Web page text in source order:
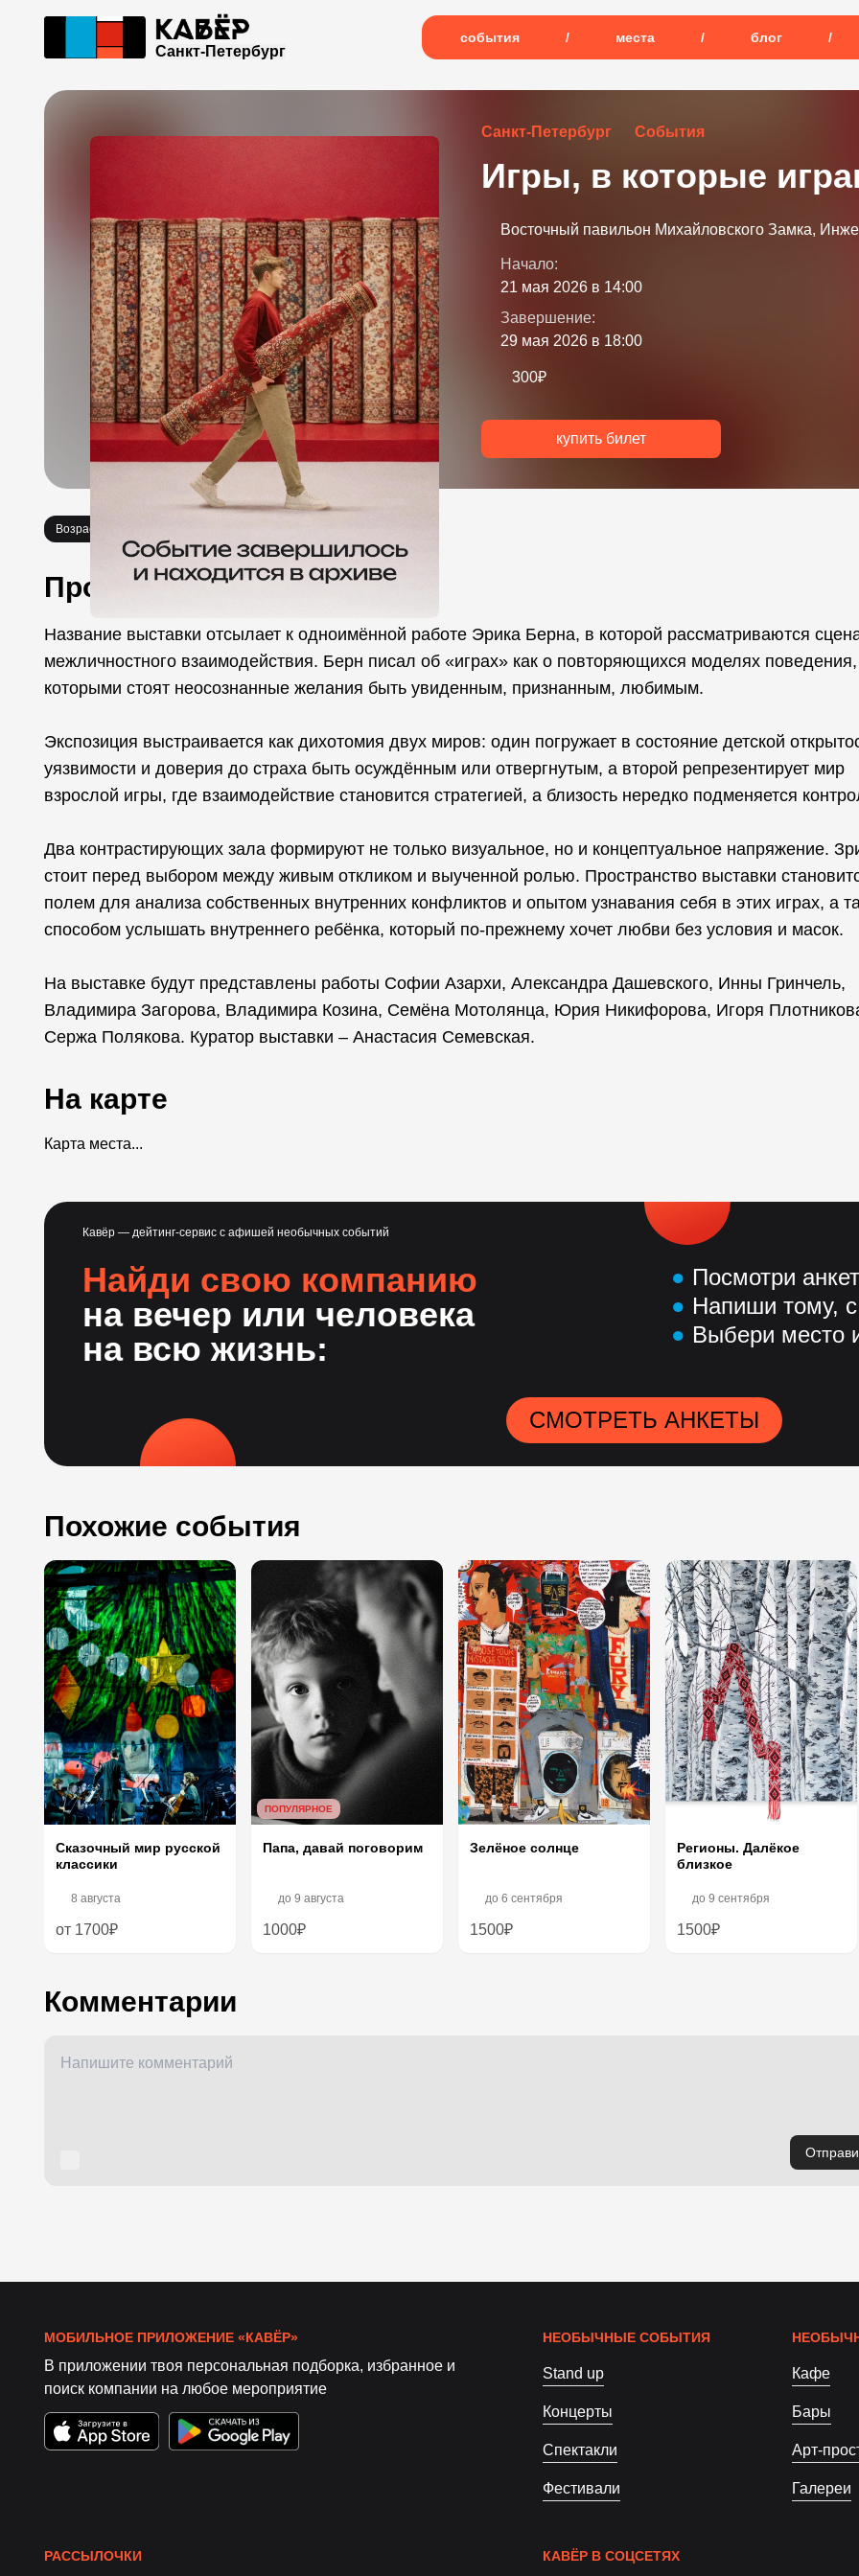
Санкт-Петербург
события / места / блог /
Санкт-Петербург События
Игры, в которые
купить билет
Восточный павильон Михайловского Замка,
Начало:
21 мая 2026 в 14:00
Завершение:
29 мая 2026 в 18:00
300₽
Возраст 0+
Про событие
Название выставки отсылает к одноимённой работе Эрика Берна, в которой рассматриваются
межличностного взаимодействия. Берн писал об «играх» как о повторяющихся моделях поведения,
которыми стоят неосознанные желания быть увиденным, признанным, любимым.
Экспозиция выстраивается как дихотомия двух миров: один погружает в состояние детской
уязвимости и доверия до страха быть осуждённым или отвергнутым, а второй репрезентирует мир
взрослой игры, где взаимодействие становится стратегией, а близость нередко подменяется
Два контрастирующих зала формируют не только визуальное, но и концептуальное напряжение.
стоит перед выбором между живым откликом и выученной ролью. Пространство выставки
полем для анализа собственных внутренних конфликтов и опытом узнавания себя в этих играх, а
способом услышать внутреннего ребёнка, который по-прежнему хочет любви без условия и масок.
На выставке будут представлены работы Софии Азархи, Александра Дашевского, Инны Гринчель,
Владимира Загорова, Владимира Козина, Семёна Мотолянца, Юрия Никифорова, Игоря
Сержа Полякова. Куратор выставки – Анастасия Семевская.
На карте
Карта места...
Кавёр — дейтинг-сервис с афишей необычных событий
Найди свою компанию
на вечер или человека
на всю жизнь:
● Посмотри
● Напиши тому,
● Выбери место
СМОТРЕТЬ АНКЕТЫ
Похожие события
Сказочный мир русской
классики
8 августа
от 1700₽
ПОПУЛЯРНОЕ
Папа, давай поговорим
до 9 августа
1000₽
Зелёное солнце
до 6 сентября
1500₽
Регионы. Далёкое
близкое
до 9 сентября
1500₽
Комментарии
МОБИЛЬНОЕ ПРИЛОЖЕНИЕ «КАВЁР»
В приложении твоя персональная подборка, избранное и
поиск компании на любое мероприятие
НЕОБЫЧНЫЕ СОБЫТИЯ
Stand up
Концерты
Спектакли
Фестивали
Кафе
Бары
Арт-
Галереи
РАССЫЛОЧКИ КАВЁР В СОЦСЕТЯХ